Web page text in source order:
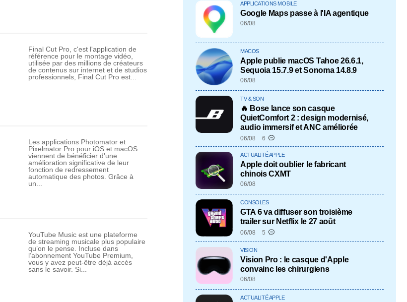
Final Cut Pro, c'est l'application de
référence pour le montage vidéo,
utilisée par des millions de créateurs
de contenus sur internet et de studios
professionnels, Final Cut Pro est...
Les applications Photomator et
Pixelmator Pro pour iOS et macOS
viennent de bénéficier d'une
amélioration significative de leur
fonction de redressement
automatique des photos. Grâce à
un...
YouTube Music est une plateforme
de streaming musicale plus populaire
qu’on le pense. Incluse dans
l’abonnement YouTube Premium,
vous y avez peut-être déjà accès
sans le savoir. Si...
APPLICATIONS MOBILE
Google Maps passe à l'IA agentique
06/08
MACOS
Apple publie macOS Tahoe 26.6.1,
Sequoia 15.7.9 et Sonoma 14.8.9
06/08
TV & SON
🔥 Bose lance son casque
QuietComfort 2 : design modernisé,
audio immersif et ANC améliorée
06/08 6
ACTUALITÉ APPLE
Apple doit oublier le fabricant
chinois CXMT
06/08
CONSOLES
GTA 6 va diffuser son troisième
trailer sur Netflix le 27 août
06/08 5
VISION
Vision Pro : le casque d'Apple
convainc les chirurgiens
06/08
ACTUALITÉ APPLE